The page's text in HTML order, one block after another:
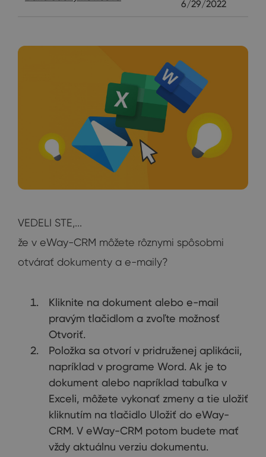
6/29/2022
VEDELI STE,...
že v eWay-CRM môžete rôznymi spôsobmi
otvárať dokumenty a e-maily?
Kliknite na dokument alebo e-mail
pravým tlačidlom a zvoľte možnosť
Otvoriť.
Položka sa otvorí v pridruženej aplikácii,
napríklad v programe Word. Ak je to
dokument alebo napríklad tabuľka v
Exceli, môžete vykonať zmeny a tie uložiť
kliknutím na tlačidlo Uložiť do eWay-
CRM. V eWay-CRM potom budete mať
vždy aktuálnu verziu dokumentu.